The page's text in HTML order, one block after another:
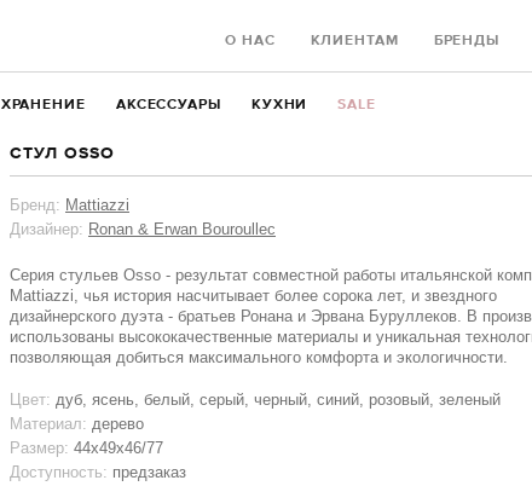
ХРАНЕНИЕ АКСЕССУАРЫ КУХНИ SALE
О НАС КЛИЕНТАМ БРЕНДЫ
СТУЛ OSSO
Бренд: Mattiazzi
Дизайнер: Ronan & Erwan Bouroullec
Серия стульев Osso - результат совместной работы итальянской
Mattiazzi, чья история насчитывает более сорока лет, и звездного
дизайнерского дуэта - братьев Ронана и Эрвана Буруллеков. В
использованы высококачественные материалы и уникальная
позволяющая добиться максимального комфорта и экологичности.
Цвет: дуб, ясень, белый, серый, черный, синий, розовый, зеленый
Материал: дерево
Размер: 44x49x46/77
Доступность: предзаказ